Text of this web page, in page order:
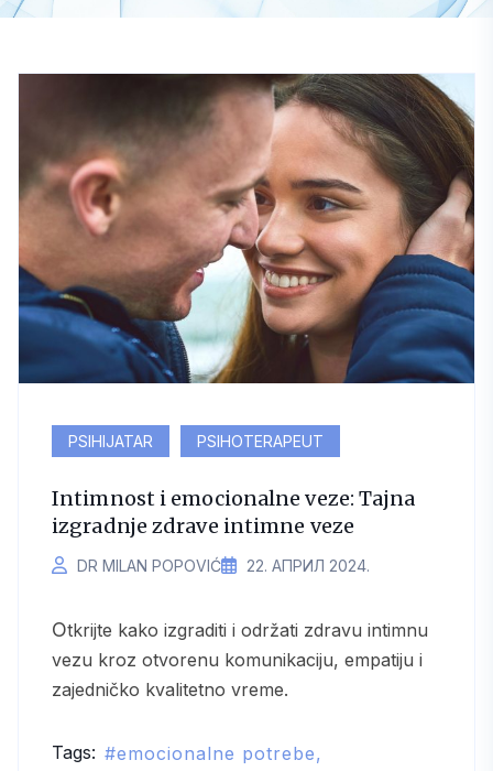
PSIHIJATAR PSIHOTERAPEUT
Intimnost i emocionalne veze: Tajna
izgradnje zdrave intimne veze
DR MILAN POPOVIĆ 22. АПРИЛ 2024.
Otkrijte kako izgraditi i održati zdravu intimnu
vezu kroz otvorenu komunikaciju, empatiju i
zajedničko kvalitetno vreme.
Tags:
emocionalne potrebe